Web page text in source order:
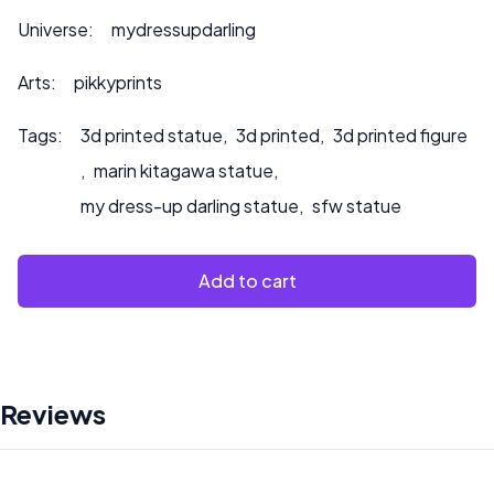
zamówień lub jeśli chcesz, abyśmy pomalowali produkt.
Universe: mydressupdarling
Arts: pikkyprints
Tags: 3d printed statue, 3d printed, 3d printed figure
, marin kitagawa statue,
my dress-up darling statue, sfw statue
Add to cart
Reviews